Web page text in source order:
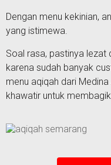
Dengan menu kekinian,
yang istimewa.
Soal rasa, pastinya lezat
karena sudah banyak
menu aqiqah dari
khawatir untuk